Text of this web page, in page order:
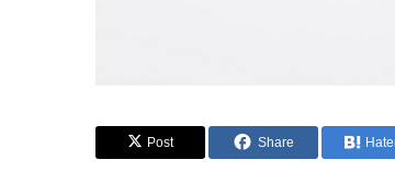
Post Share